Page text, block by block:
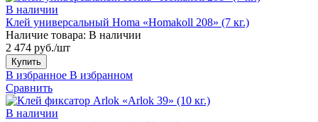
В наличии
Клей универсальный Homa «Homakoll 208» (7 кг.)
Наличие товара: В наличии
2 474 руб./шт
Купить
В избранное В избранном
Сравнить
В наличии